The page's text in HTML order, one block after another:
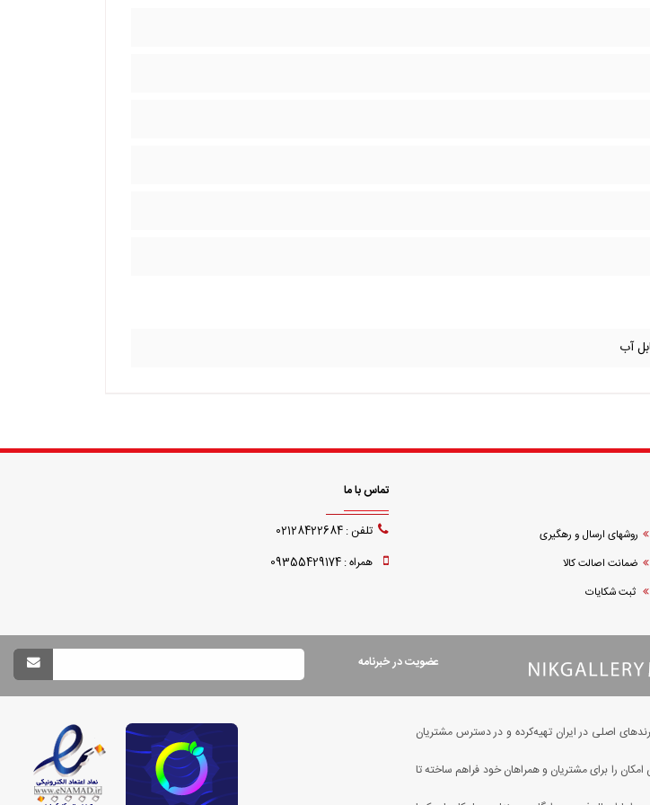
آب
روشهای ارسال و رهگیری
ضمانت اصالت کالا
ثبت شکایات
تماس با ما
تلفن : 02128422684
همراه : 09355429174
عضویت در خبرنامه
اصلی در ایران تهیه‌کرده و در دسترس مشتریان
را برای مشتریان و همراهان خود فراهم ساخته تا